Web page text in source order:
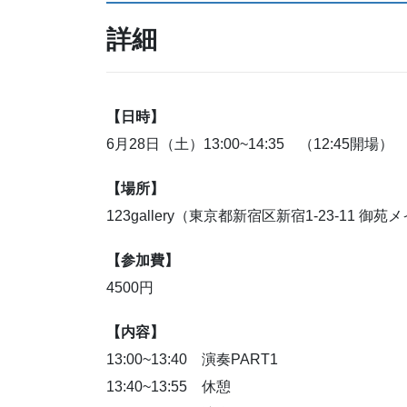
詳細
【日時】
6月28日（土）13:00~14:35 （12:45開場）
【場所】
123gallery（東京都新宿区新宿1-23-11 御苑メ
【参加費】
4500円
【内容】
13:00~13:40 演奏PART1
13:40~13:55 休憩